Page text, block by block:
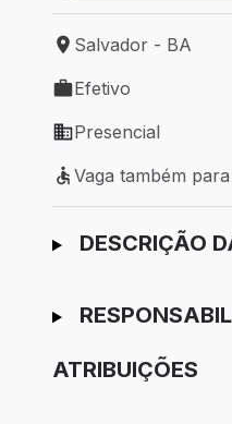
Local de trabalho:
Salvador - BA
Tipo de vaga: Efetivo
Efetivo
Modelo de trabalho:
Presencial
Vaga também para
Vaga também
Ir para candidatura
DESCRIÇÃO
ATRIBUIÇÕES